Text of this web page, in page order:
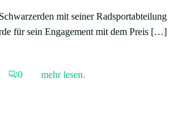
mit seiner Radsportabteilung
für sein Engagement mit dem Preis […]
0 mehr lesen.